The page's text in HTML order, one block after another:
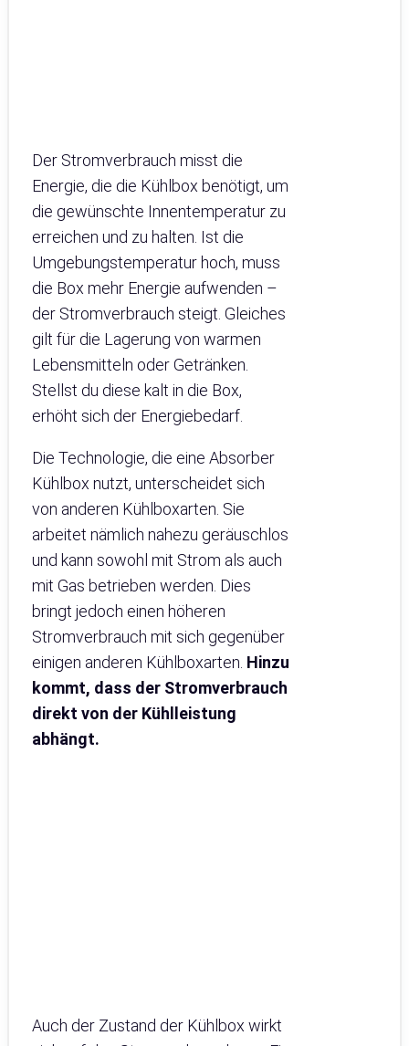
Der Stromverbrauch misst die
Energie, die die Kühlbox benötigt, um
die gewünschte Innentemperatur zu
erreichen und zu halten. Ist die
Umgebungstemperatur hoch, muss
die Box mehr Energie aufwenden –
der Stromverbrauch steigt. Gleiches
gilt für die Lagerung von warmen
Lebensmitteln oder Getränken.
Stellst du diese kalt in die Box,
erhöht sich der Energiebedarf.
Die Technologie, die eine Absorber
Kühlbox nutzt, unterscheidet sich
von anderen Kühlboxarten. Sie
arbeitet nämlich nahezu geräuschlos
und kann sowohl mit Strom als auch
mit Gas betrieben werden. Dies
bringt jedoch einen höheren
Stromverbrauch mit sich gegenüber
einigen anderen Kühlboxarten. Hinzu
kommt, dass der Stromverbrauch
direkt von der Kühlleistung
abhängt.
Auch der Zustand der Kühlbox wirkt